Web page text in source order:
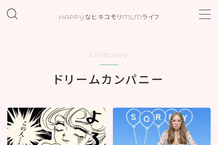
HAPPYなヒキコモリMLMライフ
お問い合わせ
CATEGORY
ドリームカンパニー